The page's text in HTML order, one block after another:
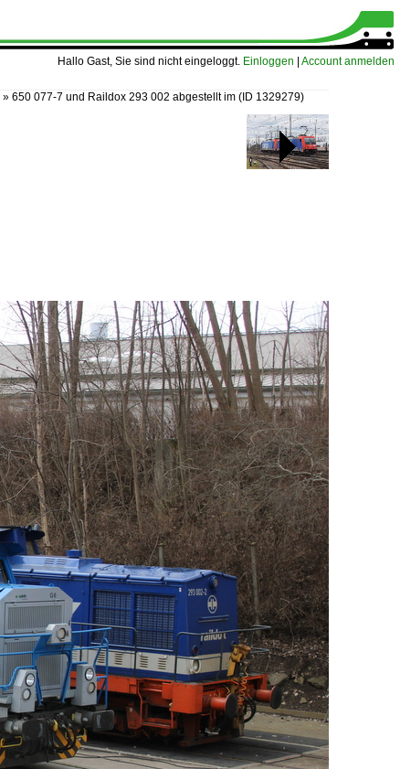
Hallo Gast, Sie sind nicht eingeloggt. Einloggen Account anmelden
» 650 077-7 und Raildox 293 002 abgestellt im (ID 1329279)